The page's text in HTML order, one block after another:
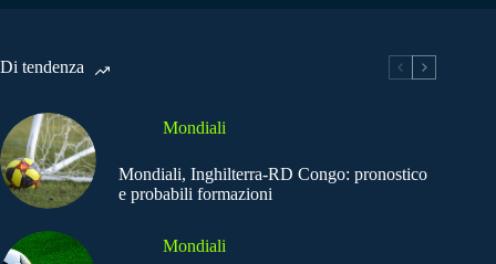
Di tendenza
Mondiali
Mondiali, Inghilterra-RD Congo: pronostico
e probabili formazioni
Mondiali